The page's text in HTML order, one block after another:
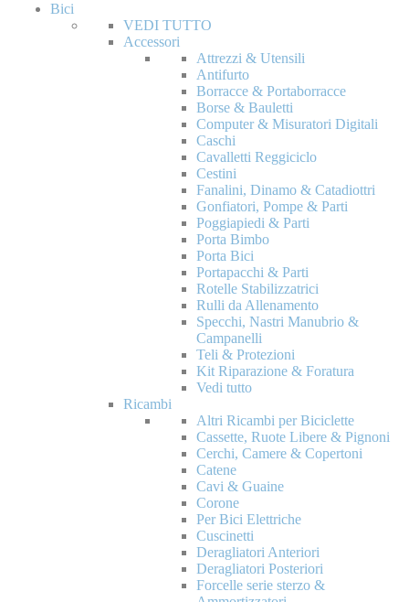
Bici
VEDI TUTTO
Accessori
Attrezzi & Utensili
Antifurto
Borracce & Portaborracce
Borse & Bauletti
Computer & Misuratori Digitali
Caschi
Cavalletti Reggiciclo
Cestini
Fanalini, Dinamo & Catadiottri
Gonfiatori, Pompe & Parti
Poggiapiedi & Parti
Porta Bimbo
Porta Bici
Portapacchi & Parti
Rotelle Stabilizzatrici
Rulli da Allenamento
Specchi, Nastri Manubrio &
Campanelli
Teli & Protezioni
Kit Riparazione & Foratura
Vedi tutto
Ricambi
Altri Ricambi per Biciclette
Cassette, Ruote Libere & Pignoni
Cerchi, Camere & Copertoni
Catene
Cavi & Guaine
Corone
Per Bici Elettriche
Cuscinetti
Deragliatori Anteriori
Deragliatori Posteriori
Forcelle serie sterzo &